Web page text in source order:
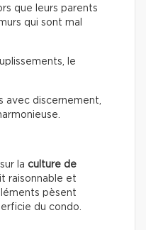
que leurs parents
qui sont mal
le
avec discernement,
la culture de
raisonnable et
pèsent
du condo.